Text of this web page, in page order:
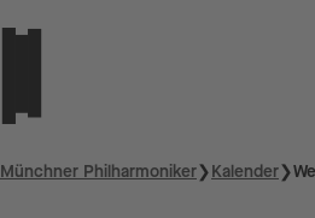
Münchner Philharmoniker❯Kalender❯